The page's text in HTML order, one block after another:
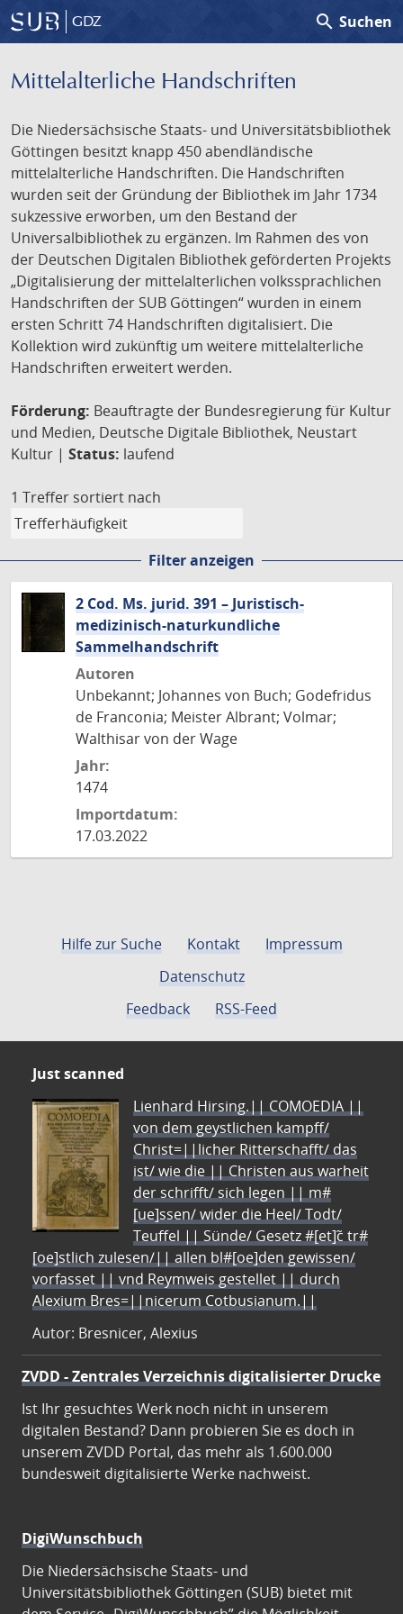
GDZ search Suchen
Mittelalterliche Handschriften
Die Niedersächsische Staats- und Universitätsbibliothek
Göttingen besitzt knapp 450 abendländische
mittelalterliche Handschriften. Die Handschriften
wurden seit der Gründung der Bibliothek im Jahr 1734
sukzessive erworben, um den Bestand der
Universalbibliothek zu ergänzen. Im Rahmen des von
der Deutschen Digitalen Bibliothek geförderten Projekts
„Digitalisierung der mittelalterlichen volkssprachlichen
Handschriften der SUB Göttingen“ wurden in einem
ersten Schritt 74 Handschriften digitalisiert. Die
Kollektion wird zukünftig um weitere mittelalterliche
Handschriften erweitert werden.
Förderung: Beauftragte der Bundesregierung für Kultur
und Medien, Deutsche Digitale Bibliothek, Neustart
Kultur | Status: laufend
1 Treffer sortiert nach
Filter anzeigen
2 Cod. Ms. jurid. 391 – Juristisch-
medizinisch-naturkundliche
Sammelhandschrift
Autoren
Unbekannt; Johannes von Buch; Godefridus
de Franconia; Meister Albrant; Volmar;
Walthisar von der Wage
Jahr:
1474
Importdatum:
17.03.2022
Hilfe zur Suche Kontakt
Impressum
Datenschutz
Feedback
RSS-Feed
Just scanned
Lienhard Hirsing.|| COMOEDIA ||
von dem geystlichen kampff/
Christ=||licher Ritterschafft/ das
ist/ wie die || Christen aus warheit
der schrifft/ sich legen || m#
[ue]ssen/ wider die Heel/ Todt/
Teuffel || Sünde/ Gesetz #[et]c̃ tr#
[oe]stlich zulesen/|| allen bl#[oe]den gewissen/
vorfasset || vnd Reymweis gestellet || durch
Alexium Bres=||nicerum Cotbusianum.||
Autor: Bresnicer, Alexius
ZVDD - Zentrales Verzeichnis digitalisierter Drucke
Ist Ihr gesuchtes Werk noch nicht in unserem
digitalen Bestand? Dann probieren Sie es doch in
unserem ZVDD Portal, das mehr als 1.600.000
bundesweit digitalisierte Werke nachweist.
DigiWunschbuch
Die Niedersächsische Staats- und
Universitätsbibliothek Göttingen (SUB) bietet mit